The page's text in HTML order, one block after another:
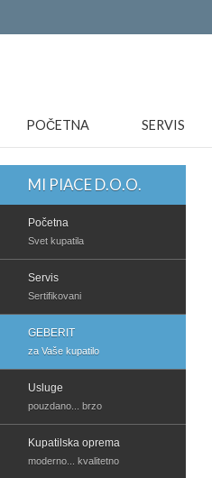
POČETNA SERVIS
MI PIACE D.O.O.
Početna
Svet kupatila
Servis
Sertifikovani
GEBERIT
za Vaše kupatilo
Usluge
pouzdano... brzo
Kupatilska oprema
moderno... kvalitetno